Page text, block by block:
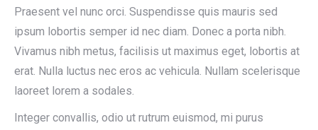
Praesent vel nunc orci. Suspendisse quis mauris sed
ipsum lobortis semper id nec diam. Donec a porta nibh.
Vivamus nibh metus, facilisis ut maximus eget, lobortis at
erat. Nulla luctus nec eros ac vehicula. Nullam scelerisque
laoreet lorem a sodales.
Integer convallis, odio ut rutrum euismod, mi purus